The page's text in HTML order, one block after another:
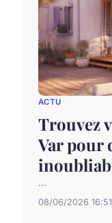
ACTU
Trouvez
Var pour
...
08/06/2026 16:51